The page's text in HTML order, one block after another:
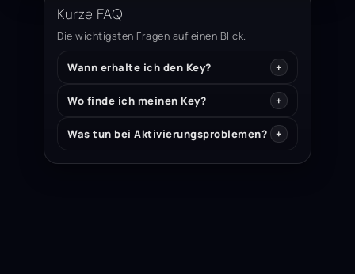
Kurze FAQ
Die wichtigsten Fragen auf einen Blick.
Wann erhalte ich den Key?
Wo finde ich meinen Key?
Was tun bei Aktivierungsproblemen?